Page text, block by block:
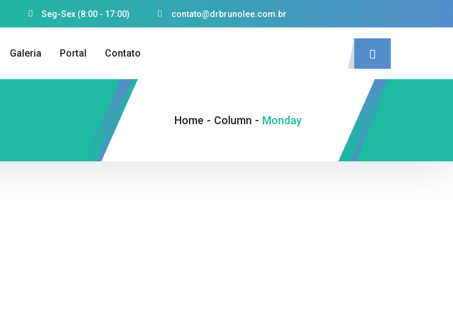
Seg-Sex (8:00 - 17:00) contato@drbrunolee.com.br
Galeria Portal Contato
Home - Column - Monday